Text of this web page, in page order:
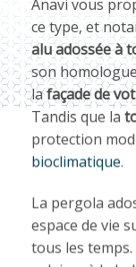
ce type, et
alu adossée à
son
lafaçade de
Tandis que la
protection
bioclimatique.
espace de vie
tous les
solaires à la